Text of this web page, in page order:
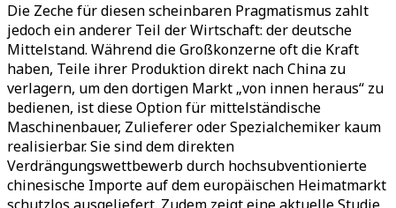
Die Zeche für diesen scheinbaren Pragmatismus zahlt
jedoch ein anderer Teil der Wirtschaft: der deutsche
Mittelstand. Während die Großkonzerne oft die Kraft
haben, Teile ihrer Produktion direkt nach China zu
verlagern, um den dortigen Markt „von innen heraus“ zu
bedienen, ist diese Option für mittelständische
Maschinenbauer, Zulieferer oder Spezialchemiker kaum
realisierbar. Sie sind dem direkten
Verdrängungswettbewerb durch hochsubventionierte
chinesische Importe auf dem europäischen Heimatmarkt